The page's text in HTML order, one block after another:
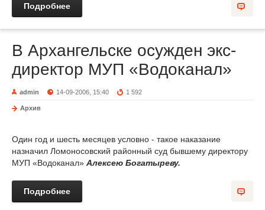
Подробнее
В Архангельске осужден экс-
директор МУП «Водоканал»
admin 14-09-2006, 15:40 1 592
Архив
Один год и шесть месяцев условно - такое наказание
назначил Ломоносовский районный суд бывшему директору
МУП «Водоканал» Алексею Богатыреву.
Подробнее